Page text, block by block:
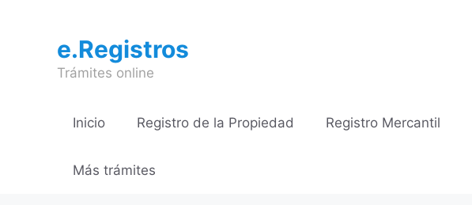
contenidoe.Registros
Trámites online
Inicio Registro de la Propiedad Registro Mercantil
Más trámites